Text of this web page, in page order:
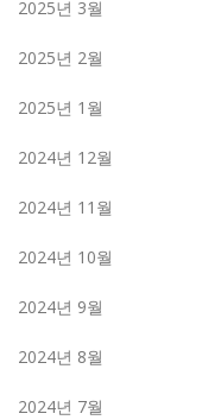
2025년 3월
2025년 2월
2025년 1월
2024년 12월
2024년 11월
2024년 10월
2024년 9월
2024년 8월
2024년 7월